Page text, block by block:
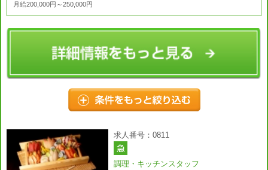
月給200,000円～250,000円
求人番号：0811
調理・キッチンスタッフ